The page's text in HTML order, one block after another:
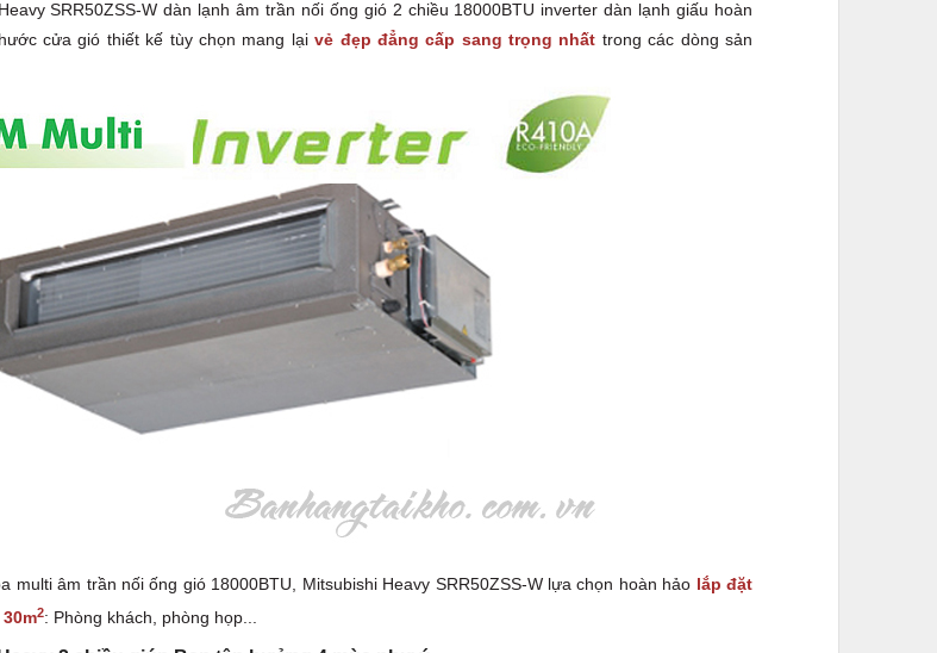
SRR50ZSS-W dàn lạnh âm trần nối ống gió 2 chiều 18000BTU inverter dàn lạnh giấu hoàn
cửa gió thiết kế tùy chọn mang lạivẻ đẹp đẳng cấp sang trọng nhất trong các dòng sản
multi âm trần nối ống gió 18000BTU, Mitsubishi Heavy SRR50ZSS-W lựa chọn hoàn hảo lắp đặt
2: Phòng khách, phòng họp...